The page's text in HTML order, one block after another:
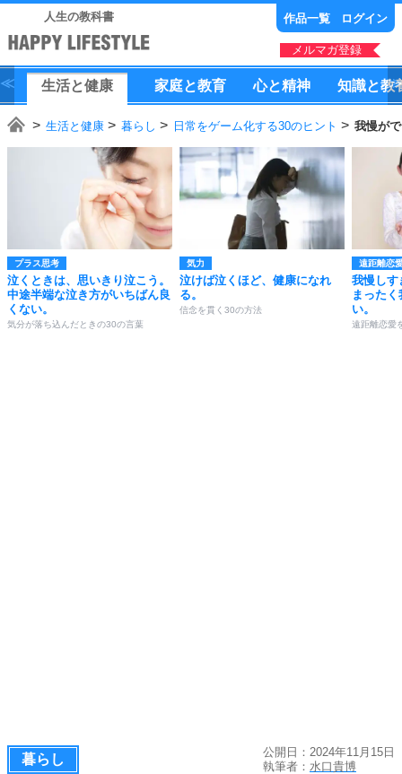
人生の教科書 作品一覧 ログイン
メルマガ登録
生活と健康 家庭と教育 心と精神 知識と教
生活と健康 暮らし 日常をゲーム化する30のヒント 我慢が
プラス思考
泣くときは、思いきり泣こう。
中途半端な泣き方がいちばん良
くない。
気分が落ち込んだときの30の言葉
気力
泣けば泣くほど、健康になれ
る。
信念を貫く30の方法
遠距離恋
我慢しす
まった
い。
遠距離恋愛
暮らし
公開日：2024年11月15日
執筆者： 水口貴博